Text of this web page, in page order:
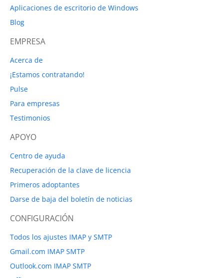
Aplicaciones de escritorio de Windows
Blog
EMPRESA
Acerca de
¡Estamos contratando!
Pulse
Para empresas
Testimonios
APOYO
Centro de ayuda
Recuperación de la clave de licencia
Primeros adoptantes
Darse de baja del boletín de noticias
CONFIGURACIÓN
Todos los ajustes IMAP y SMTP
Gmail.com IMAP SMTP
Outlook.com IMAP SMTP